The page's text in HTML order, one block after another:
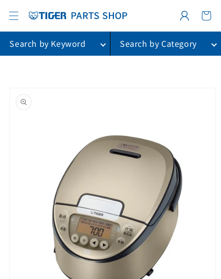
ンツに
進む
グ
イ
ー
ト
Search by Keyword
Search by Category
報に進
む